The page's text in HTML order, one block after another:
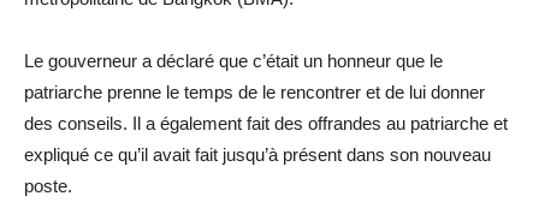
Le gouverneur a déclaré que c’était un honneur que le
patriarche prenne le temps de le rencontrer et de lui donner
des conseils. Il a également fait des offrandes au patriarche et
expliqué ce qu’il avait fait jusqu’à présent dans son nouveau
poste.